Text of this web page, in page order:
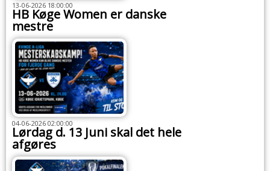
13-06-2026 18:00:00
HB Køge Women er danske
mestre
04-06-2026 02:00:00
Lørdag d. 13 Juni skal det hele
afgøres